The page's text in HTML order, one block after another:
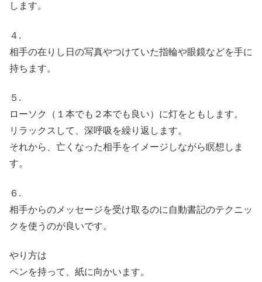
します。
４.
相手の在りし日の写真やつけていた指輪や眼鏡などを手に
持ちます。
５.
ローソク（１本でも２本でも良い）に灯をともします。
リラックスして、深呼吸を繰り返します。
それから、亡くなった相手をイメージしながら瞑想しま
す。
６.
相手からのメッセージを受け取るのに自動書記のテクニッ
クを使うのが良いです。
やり方は
ペンを持って、紙に向かいます。